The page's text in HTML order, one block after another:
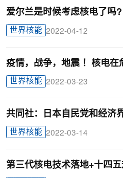
爱尔兰是时候考虑核电了吗?
世界核能 2022-04-12
疫情，战争，地震 ！核电在
世界核能 2022-03-23
共同社：日本自民党和经济
世界核能 2022-03-14
第三代核电技术落地+十四